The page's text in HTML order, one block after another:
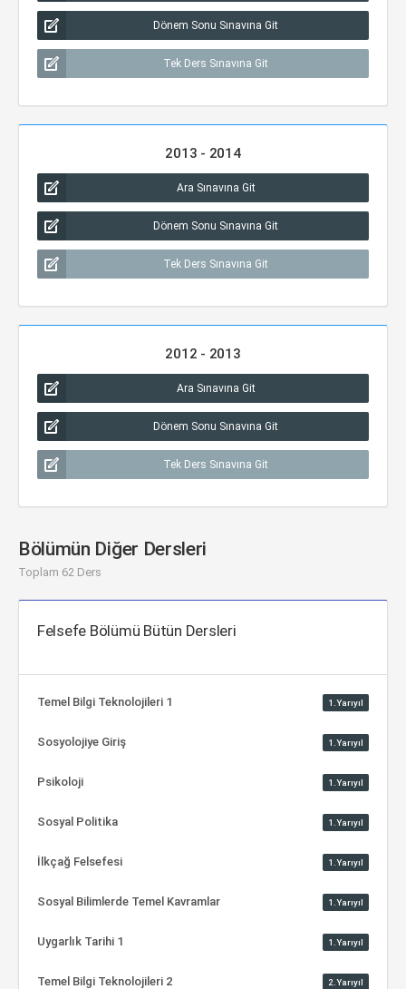
Dönem Sonu Sınavına Git
Tek Ders Sınavına Git
2013 - 2014
Ara Sınavına Git
Dönem Sonu Sınavına Git
Tek Ders Sınavına Git
2012 - 2013
Ara Sınavına Git
Dönem Sonu Sınavına Git
Tek Ders Sınavına Git
Bölümün Diğer Dersleri
Toplam 62 Ders
Felsefe Bölümü Bütün Dersleri
Temel Bilgi Teknolojileri 1 1.Yarıyıl
Sosyolojiye Giriş 1.Yarıyıl
Psikoloji 1.Yarıyıl
Sosyal Politika 1.Yarıyıl
İlkçağ Felsefesi 1.Yarıyıl
Sosyal Bilimlerde Temel Kavramlar 1.Yarıyıl
Uygarlık Tarihi 1 1.Yarıyıl
Temel Bilgi Teknolojileri 2 2.Yarıyıl